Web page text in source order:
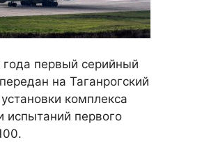
года первый серийный
на Таганрогский
комплекса
испытаний первого